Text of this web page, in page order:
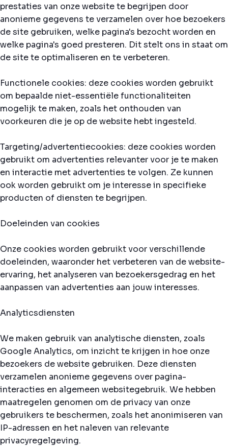
prestaties van onze website te begrijpen door
anonieme gegevens te verzamelen over hoe bezoekers
de site gebruiken, welke pagina's bezocht worden en
welke pagina's goed presteren. Dit stelt ons in staat om
de site te optimaliseren en te verbeteren.
Functionele cookies: deze cookies worden gebruikt
om bepaalde niet-essentiële functionaliteiten
mogelijk te maken, zoals het onthouden van
voorkeuren die je op de website hebt ingesteld.
Targeting/advertentiecookies: deze cookies worden
gebruikt om advertenties relevanter voor je te maken
en interactie met advertenties te volgen. Ze kunnen
ook worden gebruikt om je interesse in specifieke
producten of diensten te begrijpen.
Doeleinden van cookies
Onze cookies worden gebruikt voor verschillende
doeleinden, waaronder het verbeteren van de website-
ervaring, het analyseren van bezoekersgedrag en het
aanpassen van advertenties aan jouw interesses.
Analyticsdiensten
We maken gebruik van analytische diensten, zoals
Google Analytics, om inzicht te krijgen in hoe onze
bezoekers de website gebruiken. Deze diensten
verzamelen anonieme gegevens over pagina-
interacties en algemeen websitegebruik. We hebben
maatregelen genomen om de privacy van onze
gebruikers te beschermen, zoals het anonimiseren van
IP-adressen en het naleven van relevante
privacyregelgeving.